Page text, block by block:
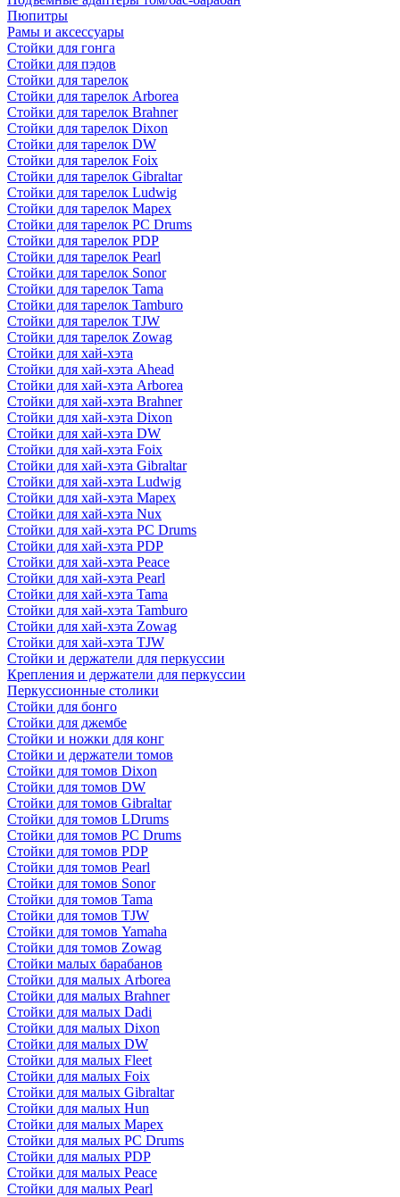
Пюпитры
Рамы и аксессуары
Стойки для гонга
Стойки для пэдов
Стойки для тарелок
Стойки для тарелок Arborea
Стойки для тарелок Brahner
Стойки для тарелок Dixon
Стойки для тарелок DW
Стойки для тарелок Foix
Стойки для тарелок Gibraltar
Стойки для тарелок Ludwig
Стойки для тарелок Mapex
Стойки для тарелок PC Drums
Стойки для тарелок PDP
Стойки для тарелок Pearl
Стойки для тарелок Sonor
Стойки для тарелок Tama
Стойки для тарелок Tamburo
Стойки для тарелок TJW
Стойки для тарелок Zowag
Стойки для хай-хэта
Стойки для хай-хэта Ahead
Стойки для хай-хэта Arborea
Стойки для хай-хэта Brahner
Стойки для хай-хэта Dixon
Стойки для хай-хэта DW
Стойки для хай-хэта Foix
Стойки для хай-хэта Gibraltar
Стойки для хай-хэта Ludwig
Стойки для хай-хэта Mapex
Стойки для хай-хэта Nux
Стойки для хай-хэта PC Drums
Стойки для хай-хэта PDP
Стойки для хай-хэта Peace
Стойки для хай-хэта Pearl
Стойки для хай-хэта Tama
Стойки для хай-хэта Tamburo
Стойки для хай-хэта Zowag
Стойки для хай-хэта TJW
Стойки и держатели для перкуссии
Крепления и держатели для перкуссии
Перкуссионные столики
Стойки для бонго
Стойки для джембе
Стойки и ножки для конг
Стойки и держатели томов
Стойки для томов Dixon
Стойки для томов DW
Стойки для томов Gibraltar
Стойки для томов LDrums
Стойки для томов PC Drums
Стойки для томов PDP
Стойки для томов Pearl
Стойки для томов Sonor
Стойки для томов Tama
Стойки для томов TJW
Стойки для томов Yamaha
Стойки для томов Zowag
Стойки малых барабанов
Стойки для малых Arborea
Стойки для малых Brahner
Стойки для малых Dadi
Стойки для малых Dixon
Стойки для малых DW
Стойки для малых Fleet
Стойки для малых Foix
Стойки для малых Gibraltar
Стойки для малых Hun
Стойки для малых Mapex
Стойки для малых PC Drums
Стойки для малых PDP
Стойки для малых Peace
Стойки для малых Pearl